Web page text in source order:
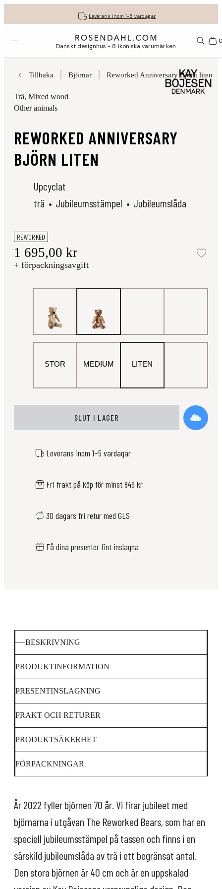
Leverans inom 1-5 vardagar
Fri frakt på köp för minst 849 kr.
30 dagars fri retur med GLS
Få dina presenter fint inslagna
Öppna menyn Danskt designhus - 8 ikoniska varumärken
Tillbaka Björnar Reworked Anniversary Björn liten
Trä, Mixed wood
Other animals
REWORKED ANNIVERSARY
BJÖRN LITEN
Upcyclat
trä
Jubileumsstämpel Jubileumslåda
REWORKED
1 695,00 kr
+ förpackningsavgift
STOR MEDIUM LITEN
SLUT I LAGER
Leverans inom 1–5 vardagar
Fri frakt på köp för minst 849 kr
30 dagars fri retur med GLS
Få dina presenter fint inslagna
BESKRIVNING
PRODUKTINFORMATION
PRESENTINSLAGNING
FRAKT OCH RETURER
PRODUKTSÄKERHET
FÖRPACKNINGAR
År 2022 fyller björnen 70 år. Vi firar jubileet med
björnarna i utgåvan The Reworked Bears, som har en
speciell jubileumsstämpel på tassen och finns i en
särskild jubileumslåda av trä i ett begränsat antal.
Den stora björnen är 40 cm och är en uppskalad